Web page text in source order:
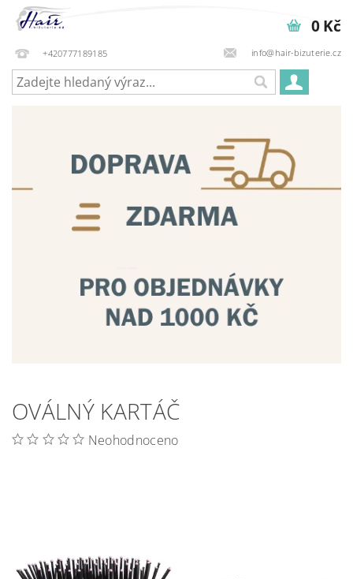
+420777189185 info@hair-bizuterie.cz
0 Kč
OVÁLNÝ KARTÁČ
Neohodnoceno